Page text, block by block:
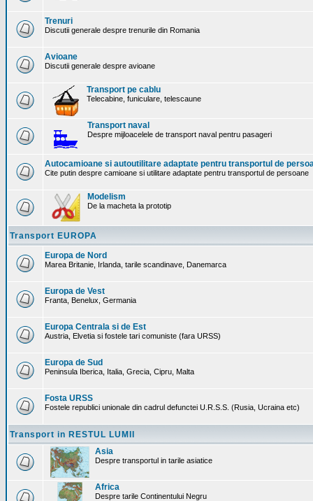
Trenuri
Discutii generale despre trenurile din Romania
Avioane
Discutii generale despre avioane
Transport pe cablu
Telecabine, funiculare, telescaune
Transport naval
Despre mijloacelele de transport naval pentru pasageri
Autocamioane si autoutilitare adaptate pentru transportul de
Cite putin despre camioane si utilitare adaptate pentru transportul de persoane
Modelism
De la macheta la prototip
Transport EUROPA
Europa de Nord
Marea Britanie, Irlanda, tarile scandinave, Danemarca
Europa de Vest
Franta, Benelux, Germania
Europa Centrala si de Est
Austria, Elvetia si fostele tari comuniste (fara URSS)
Europa de Sud
Peninsula Iberica, Italia, Grecia, Cipru, Malta
Fosta URSS
Fostele republici unionale din cadrul defunctei U.R.S.S. (Rusia, Ucraina etc)
Transport in RESTUL LUMII
Asia
Despre transportul in tarile asiatice
Africa
Despre tarile Continentului Negru